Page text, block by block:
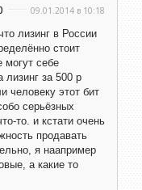
09.01.2014 в 10:18
лизинг в России
стоит
могут себе
лизинг за 500 р
человеку этот бит
серьёзных
то. и кстати очень
продавать
я наапример
а какие то